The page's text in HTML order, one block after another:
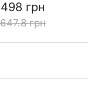
грн
грн